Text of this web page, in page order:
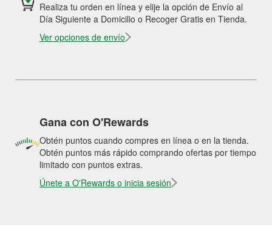
Realiza tu orden en línea y elije la opción de Envío al
Día Siguiente a Domicilio o Recoger Gratis en Tienda.
Ver opciones de envío
Gana con O'Rewards
Obtén puntos cuando compres en línea o en la tienda.
Obtén puntos más rápido comprando ofertas por tiempo
limitado con puntos extras.
Únete a O'Rewards o inicia sesión